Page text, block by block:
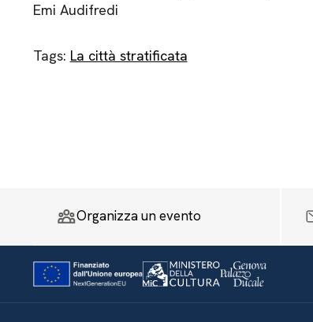
Emi Audifredi
Tags: La città stratificata
Organizza un evento